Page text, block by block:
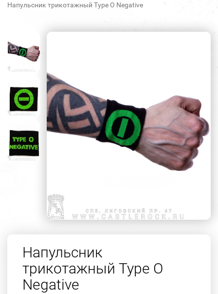
Напульсник трикотажный Type O Negative
Напульсник
трикотажный Type O
Negative